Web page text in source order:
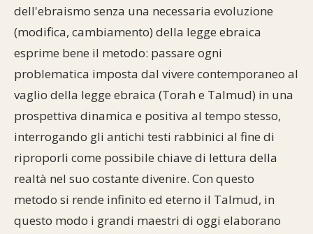
dell'ebraismo senza una necessaria evoluzione
(modifica, cambiamento) della legge ebraica
esprime bene il metodo: passare ogni
problematica imposta dal vivere contemporaneo al
vaglio della legge ebraica (Torah e Talmud) in una
prospettiva dinamica e positiva al tempo stesso,
interrogando gli antichi testi rabbinici al fine di
riproporli come possibile chiave di lettura della
realtà nel suo costante divenire. Con questo
metodo si rende infinito ed eterno il Talmud, in
questo modo i grandi maestri di oggi elaborano